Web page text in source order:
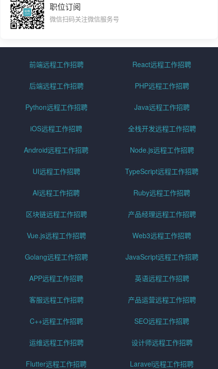
职位订阅
微信扫码关注微信服务号
前端远程工作招聘 React远程工作招聘
后端远程工作招聘 PHP远程工作招聘
Python远程工作招聘 Java远程工作招聘
iOS远程工作招聘 全栈开发远程工作招聘
Android远程工作招聘 Node.js远程工作招聘
UI远程工作招聘 TypeScript远程工作招聘
AI远程工作招聘 Ruby远程工作招聘
区块链远程工作招聘 产品经理远程工作招聘
Vue.js远程工作招聘 Web3远程工作招聘
Golang远程工作招聘 JavaScript远程工作招聘
APP远程工作招聘 英语远程工作招聘
客服远程工作招聘 产品运营远程工作招聘
C++远程工作招聘 SEO远程工作招聘
运维远程工作招聘 设计师远程工作招聘
Flutter远程工作招聘 Laravel远程工作招聘